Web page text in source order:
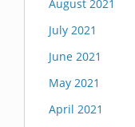
August 2021
July 2021
June 2021
May 2021
April 2021